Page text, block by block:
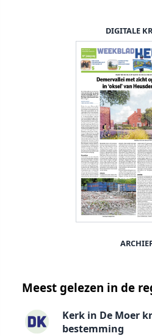
DIGITALE
Meest gelezen in de
Kerk in De Moer
bestemming